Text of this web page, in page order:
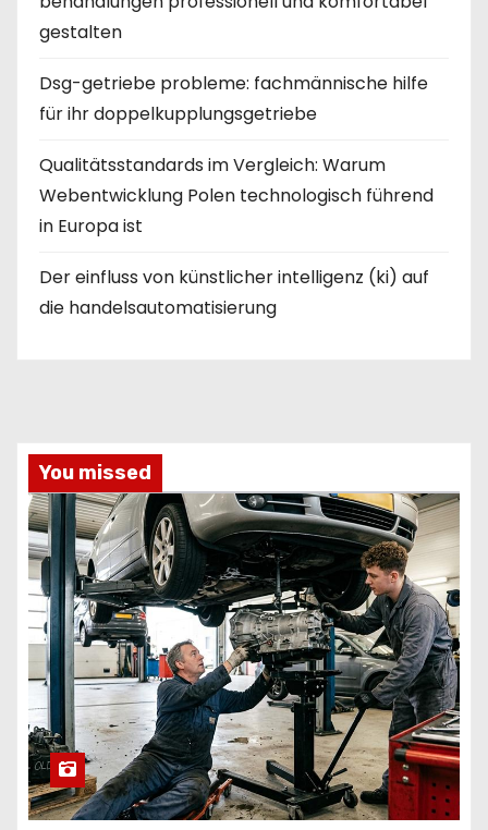
gestalten
Dsg-getriebe probleme: fachmännische hilfe
für ihr doppelkupplungsgetriebe
Qualitätsstandards im Vergleich: Warum
Webentwicklung Polen technologisch führend
in Europa ist
Der einfluss von künstlicher intelligenz (ki) auf
die handelsautomatisierung
You missed